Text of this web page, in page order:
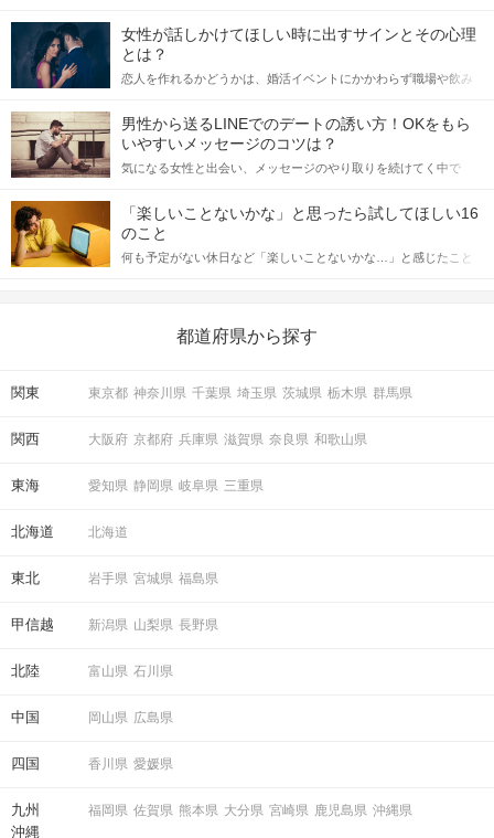
女性が話しかけてほしい時に出すサインとその心理
とは？
恋人を作れるかどうかは、婚活イベントにかかわらず職場や飲み
てアプローチできるかにも左右されます。 これから恋人作りを本
格的に始めようとしている方は、女性が異性を求めて出すサイン
をしっかりと理解し、正しい行動に移せるかどうかが重要。 この
記事では、女性が話しかけて欲しい時に出すサインとその心理を
合にどのような行動に繋げるべきかをご紹介していきます。
男性から送るLINEでのデートの誘い方！OKをもら
いやすいメッセージのコツは？
気になる女性と出会い、メッセージのやり取りを続けてく中で
しかし、中には「どう誘ったらいいの？」とお困りの男性もいら
っしゃるのではないでしょうか。 そこで今回は、男性から女性へ
送るLINEでのデートの誘い方のコツをご紹介します。例文も混じ
えながら解説するので、ぜひ参考にしてください。
「楽しいことないかな」と思ったら試してほしい16
のこと
何も予定がない休日など「楽しいことないかな…」と感じたこと
の楽しいことアイデアを集めました♪ いままさに楽しいことを探し
都道府県から探す
関東 東京都 神奈川県 千葉県 埼玉県 茨城県 栃木県 群馬県
関西 大阪府 京都府 兵庫県 滋賀県 奈良県 和歌山県
東海 愛知県 静岡県 岐阜県 三重県
北海道 北海道
東北 岩手県 宮城県 福島県
甲信越 新潟県 山梨県 長野県
北陸 富山県 石川県
中国 岡山県 広島県
四国 香川県 愛媛県
九州
沖縄
福岡県 佐賀県 熊本県 大分県 宮崎県 鹿児島県 沖縄県